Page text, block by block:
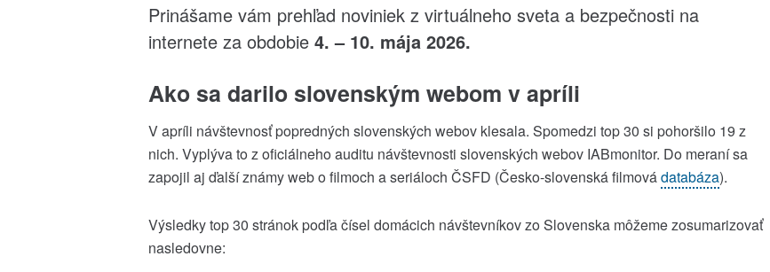
Prinášame vám prehľad noviniek z virtuálneho sveta a bezpečnosti na
internete za obdobie 4. – 10. mája 2026.
Ako sa darilo slovenským webom v apríli
V apríli návštevnosť popredných slovenských webov klesala. Spomedzi top 30 si pohoršilo 19 z
nich. Vyplýva to z oficiálneho auditu návštevnosti slovenských webov IABmonitor. Do meraní sa
zapojil aj ďalší známy web o filmoch a seriáloch ČSFD (Česko-slovenská filmovádatabáza).
Výsledky top 30 stránok podľa čísel domácich návštevníkov zo Slovenska môžeme zosumarizovať
nasledovne: